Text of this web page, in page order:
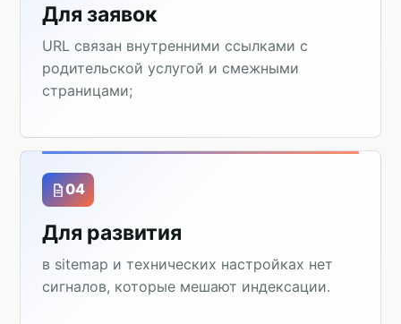
Для заявок
URL связан внутренними ссылками с
родительской услугой и смежными
страницами;
04
Для развития
в sitemap и технических настройках нет
сигналов, которые мешают индексации.